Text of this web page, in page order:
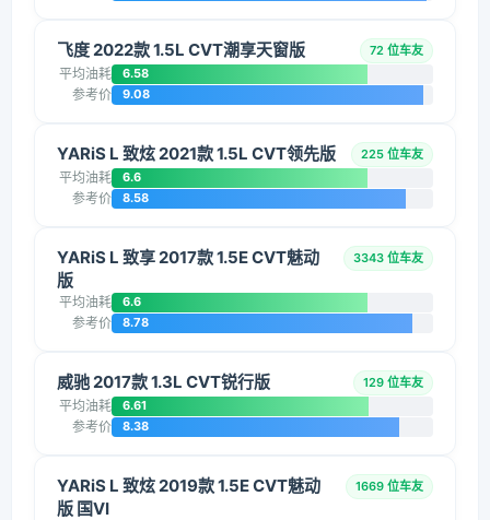
飞度 2022款 1.5L CVT潮享天窗版 72 位车友
平均油耗 6.58
参考价 9.08
YARiS L 致炫 2021款 1.5L CVT领先版 225 位车友
平均油耗 6.6
参考价 8.58
YARiS L 致享 2017款 1.5E CVT魅动
版
3343 位车友
平均油耗 6.6
参考价 8.78
威驰 2017款 1.3L CVT锐行版 129 位车友
平均油耗 6.61
参考价 8.38
YARiS L 致炫 2019款 1.5E CVT魅动
版 国VI
1669 位车友